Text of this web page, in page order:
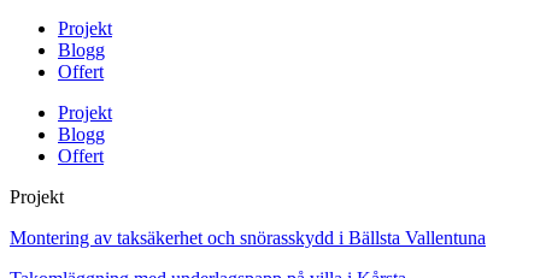
Projekt
Blogg
Offert
Projekt
Blogg
Offert
Projekt
Montering av taksäkerhet och snörasskydd i Bällsta Vallentuna